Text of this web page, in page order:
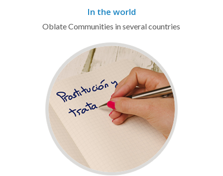
In the world
Oblate Communities in several countries